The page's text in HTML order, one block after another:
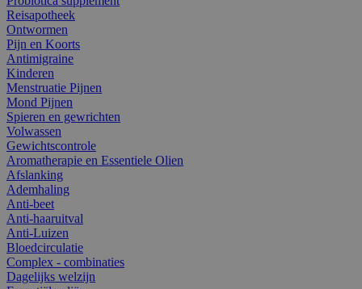
Reisapotheek
Ontwormen
Pijn en Koorts
Antimigraine
Kinderen
Menstruatie Pijnen
Mond Pijnen
Spieren en gewrichten
Volwassen
Gewichtscontrole
Aromatherapie en Essentiele Olien
Afslanking
Ademhaling
Anti-beet
Anti-haaruitval
Anti-Luizen
Bloedcirculatie
Complex - combinaties
Dagelijks welzijn